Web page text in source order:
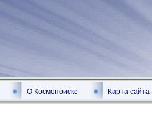
О Космопоиске Карта сайта